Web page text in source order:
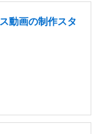
動画の制作スタ